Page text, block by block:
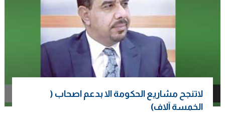
لاتنجح مشاريع الحكومة الا بدعم اصحاب (
الخمسة آلاف)